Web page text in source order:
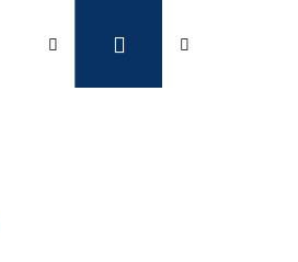
Kontakty ZnačkyPřihlášení